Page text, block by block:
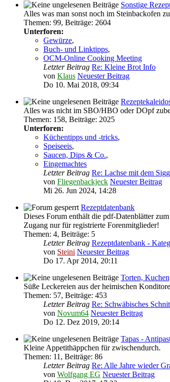
Sonstige
Alles was man sonst noch im Steinbackofen
Themen: 99, Beiträge: 2604
Unterforen:
Gewürze,
Buch- und Linktipps,
OCM-Online Cooking Meeting
Letzter Beitrag Re: Kleine Brot Info
von Klaus Neuester Beitrag
Do 10. Mai 2018, 09:34
Alles was nicht im SBO/HBO oder DOpf
Themen: 158, Beiträge: 2025
Unterforen:
Küchentipps und -tricks,
Speiseeis,
Saucen, Dips & Co.,
Eingemachtes
Letzter Beitrag Re: Lachse mit dem
von Fliegenbackjeck Neuester Beitrag
Mi 26. Jun 2024, 14:28
Rezeptdatenbank
Dieses Forum enthält die pdf-Datenblätter
Zugang nur für registrierte Forenmitglieder!
Themen: 4, Beiträge: 5
Letzter Beitrag Rezeptdatenbank -
von Steini Neuester Beitrag
Do 17. Apr 2014, 20:11
Torten,
Süße Leckereien aus der heimischen
Themen: 57, Beiträge: 453
Letzter Beitrag Re: Schwäbisches
von Novum64 Neuester Beitrag
Do 12. Dez 2019, 20:14
Tapas -
Kleine Appetithäppchen für zwischendurch.
Themen: 11 , Beiträge: 86
Letzter Beitrag Re: Alle Jahre wieder
von Wolfgang EG Neuester Beitrag